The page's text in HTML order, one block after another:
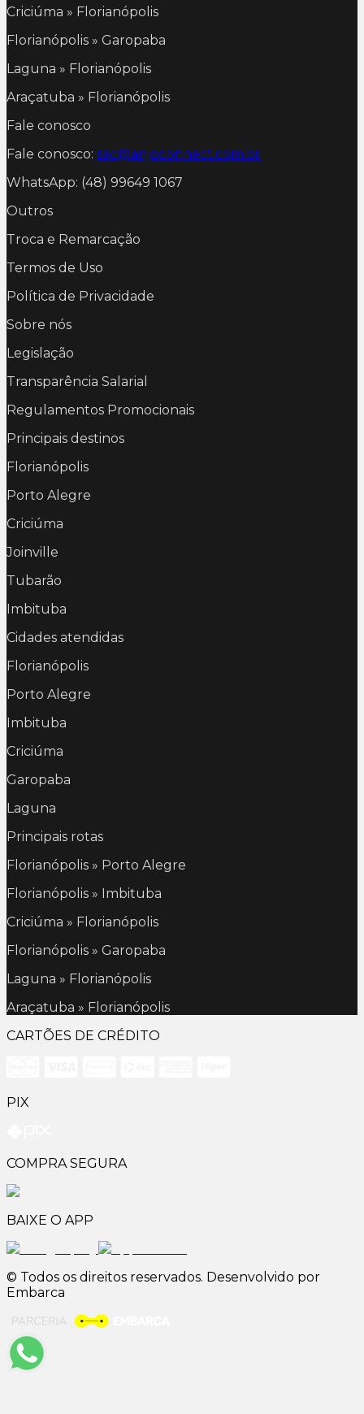
Criciúma » Florianópolis
Florianópolis » Garopaba
Laguna » Florianópolis
Araçatuba » Florianópolis
Fale conosco
Fale conosco: sac@anjoconnect.com.br
WhatsApp: (48) 99649 1067
Outros
Troca e Remarcação
Termos de Uso
Política de Privacidade
Sobre nós
Legislação
Transparência Salarial
Regulamentos Promocionais
Principais destinos
Florianópolis
Porto Alegre
Criciúma
Joinville
Tubarão
Imbituba
Cidades atendidas
Florianópolis
Porto Alegre
Imbituba
Criciúma
Garopaba
Laguna
Principais rotas
Florianópolis » Porto Alegre
Florianópolis » Imbituba
Criciúma » Florianópolis
Florianópolis » Garopaba
Laguna » Florianópolis
Araçatuba » Florianópolis
CARTÕES DE CRÉDITO
PIX
COMPRA SEGURA
BAIXE O APP
© Todos os direitos reservados. Desenvolvido por
Embarca